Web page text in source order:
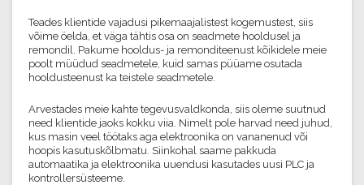
Teades klientide vajadusi pikemaajalistest kogemustest, siis
võime öelda, et väga tähtis osa on seadmete hooldusel ja
remondil. Pakume hooldus- ja remonditeenust kõikidele meie
poolt müüdud seadmetele, kuid samas püüame osutada
hooldusteenust ka teistele seadmetele.
Arvestades meie kahte tegevusvaldkonda, siis oleme suutnud
need klientide jaoks kokku viia. Nimelt pole harvad need juhud,
kus masin veel töötaks aga elektroonika on vananenud või
hoopis kasutuskõlbmatu. Siinkohal saame pakkuda
automaatika ja elektroonika uuendusi kasutades uusi PLC ja
kontrollersüsteeme.